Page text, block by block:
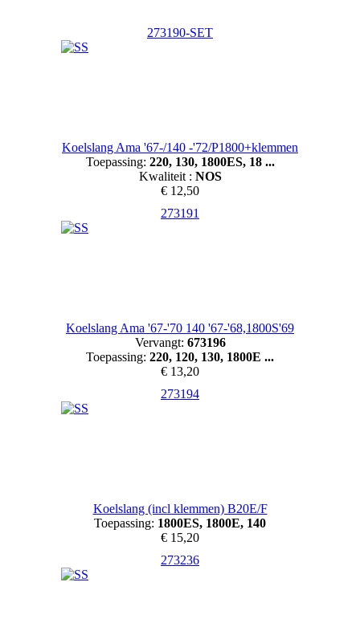
273190-SET
Koelslang Ama '67-/140 -'72/P1800+klemmen
Toepassing: 220, 130, 1800ES, 18 ...
Kwaliteit : NOS
€ 12,50
273191
Koelslang Ama '67-'70 140 '67-'68,1800S'69
Vervangt: 673196
Toepassing: 220, 120, 130, 1800E ...
€ 13,20
273194
Koelslang (incl klemmen) B20E/F
Toepassing: 1800ES, 1800E, 140
€ 15,20
273236